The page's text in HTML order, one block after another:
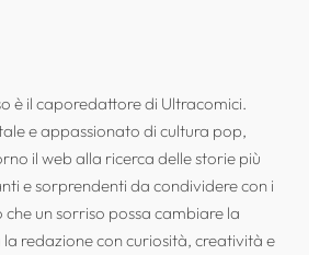
è il caporedattore di Ultracomici.
e appassionato di cultura pop,
il web alla ricerca delle storie più
e sorprendenti da condividere con i
un sorriso possa cambiare la
redazione con curiosità, creatività e